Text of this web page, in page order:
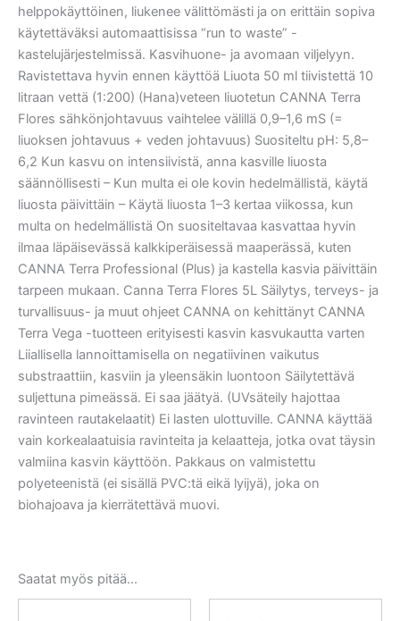
helppokäyttöinen, liukenee välittömästi ja on erittäin sopiva
käytettäväksi automaattisissa “run to waste” -
kastelujärjestelmissä. Kasvihuone- ja avomaan viljelyyn.
Ravistettava hyvin ennen käyttöä Liuota 50 ml tiivistettä 10
litraan vettä (1:200) (Hana)veteen liuotetun CANNA Terra
Flores sähkönjohtavuus vaihtelee välillä 0,9–1,6 mS (=
liuoksen johtavuus + veden johtavuus) Suositeltu pH: 5,8–
6,2 Kun kasvu on intensiivistä, anna kasville liuosta
säännöllisesti – Kun multa ei ole kovin hedelmällistä, käytä
liuosta päivittäin – Käytä liuosta 1–3 kertaa viikossa, kun
multa on hedelmällistä On suositeltavaa kasvattaa hyvin
ilmaa läpäisevässä kalkkiperäisessä maaperässä, kuten
CANNA Terra Professional (Plus) ja kastella kasvia päivittäin
tarpeen mukaan. Canna Terra Flores 5L Säilytys, terveys- ja
turvallisuus- ja muut ohjeet CANNA on kehittänyt CANNA
Terra Vega -tuotteen erityisesti kasvin kasvukautta varten
Liiallisella lannoittamisella on negatiivinen vaikutus
substraattiin, kasviin ja yleensäkin luontoon Säilytettävä
suljettuna pimeässä. Ei saa jäätyä. (UVsäteily hajottaa
ravinteen rautakelaatit) Ei lasten ulottuville. CANNA käyttää
vain korkealaatuisia ravinteita ja kelaatteja, jotka ovat täysin
valmiina kasvin käyttöön. Pakkaus on valmistettu
polyeteenistä (ei sisällä PVC:tä eikä lyijyä), joka on
biohajoava ja kierrätettävä muovi.
Saatat myös pitää...